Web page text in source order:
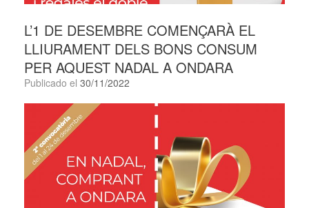
L’1 DE DESEMBRE COMENÇARÀ EL
LLIURAMENT DELS BONS CONSUM
PER AQUEST NADAL A ONDARA
Publicado el 30/11/2022